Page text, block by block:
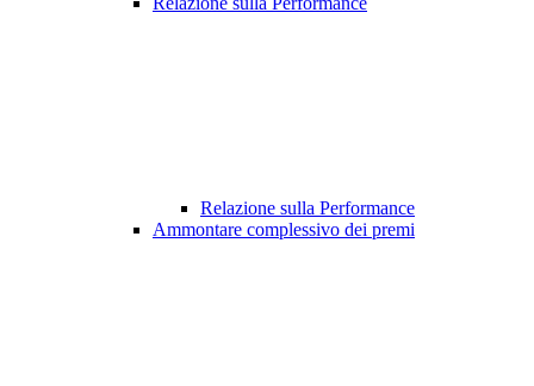
Relazione sulla Performance
Ammontare complessivo dei premi